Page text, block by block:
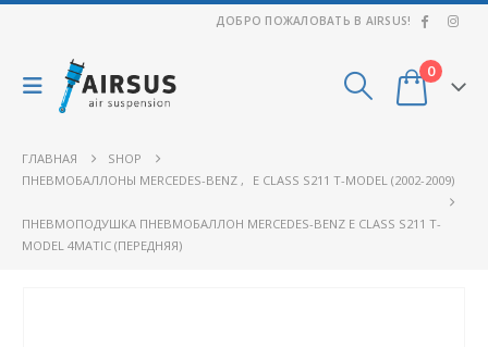
ДОБРО ПОЖАЛОВАТЬ В AIRSUS!
0
ГЛАВНАЯ
SHOP
ПНЕВМОБАЛЛОНЫ MERCEDES-BENZ , E CLASS S211 T-MODEL (2002-2009)
ПНЕВМОПОДУШКА ПНЕВМОБАЛЛОН MERCEDES-BENZ E CLASS S211 T-
MODEL 4MATIC (ПЕРЕДНЯЯ)